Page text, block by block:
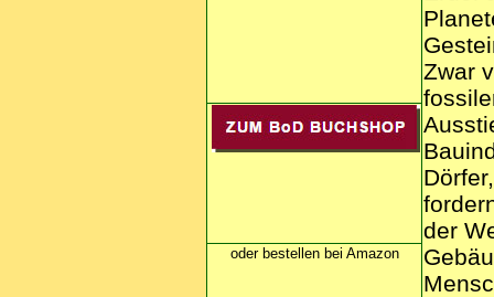
Zwar
der
oder bestellen bei Amazon